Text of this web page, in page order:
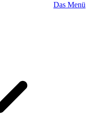
Das Menü